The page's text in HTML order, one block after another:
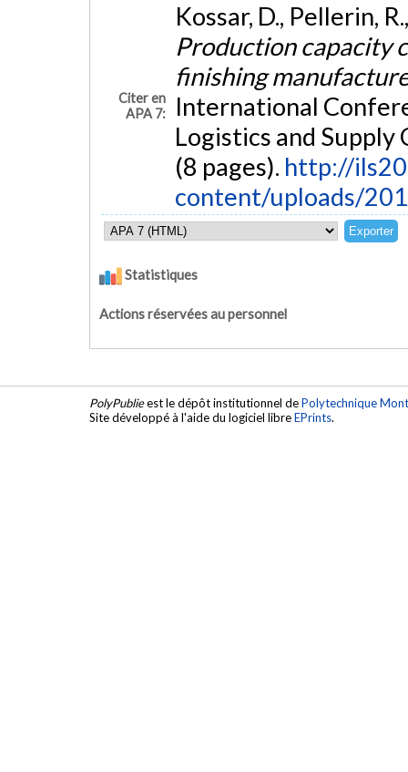
Citer en
APA 7:
Kossar, D., Pellerin,
Production capacity
finishing
International
Logistics and Supply
(8 pages). http://
content/uploads/
Statistiques
Actions réservées au personnel
PolyPublieest le dépôt institutionnel dePolytechnique
Site développé à l'aide du logiciel libreEPrints.